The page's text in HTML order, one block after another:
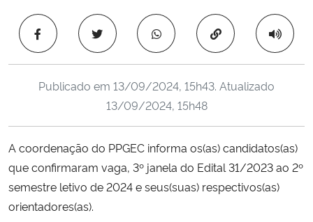
Ministério da Cidadania
Ministério da Saúde
Ministério de Minas e Energia
Ministério da Ciência, Tecnologia, Inovações e Comunicações
Ministério do Meio Ambiente
Ministério do Turismo
Copiar para área
Publicado em 13/09/2024, 15h43. Atualizado
13/09/2024, 15h48
A coordenação do PPGEC informa os(as) candidatos(as)
que confirmaram vaga, 3º janela do Edital 31/2023 ao 2º
semestre letivo de 2024 e seus(suas) respectivos(as)
orientadores(as).